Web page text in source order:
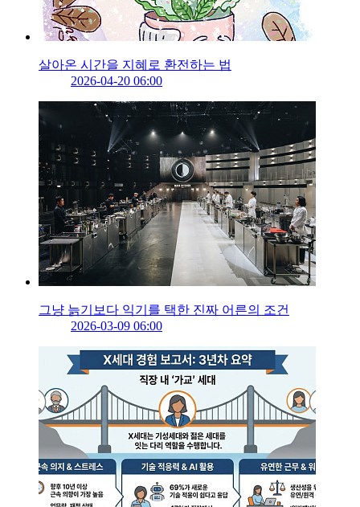
살아온 시간을 지혜로 환전하는 법
2026-04-20 06:00
그냥 늙기보다 익기를 택한 진짜 어른의 조건
2026-03-09 06:00